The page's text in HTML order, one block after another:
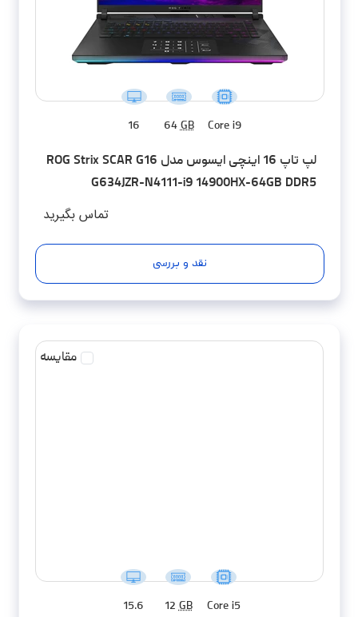
Core i9
64GB
16
لپ تاپ 16 اینچی ایسوس مدل ROG Strix SCAR G16
G634JZR-N4111-i9 14900HX-64GB DDR5
تماس بگیرید
نقد و بررسی
مقایسه
Core i5
12GB
15.6